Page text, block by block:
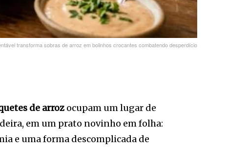
transforma sobras de arroz em bolinhos crocantes combatendo desperdício
de arroz ocupam um lugar de
em um prato novinho em folha:
e uma forma descomplicada de